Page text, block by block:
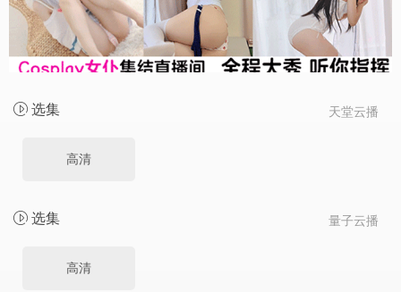
天堂云播
选集
高清
量子云播
选集
高清